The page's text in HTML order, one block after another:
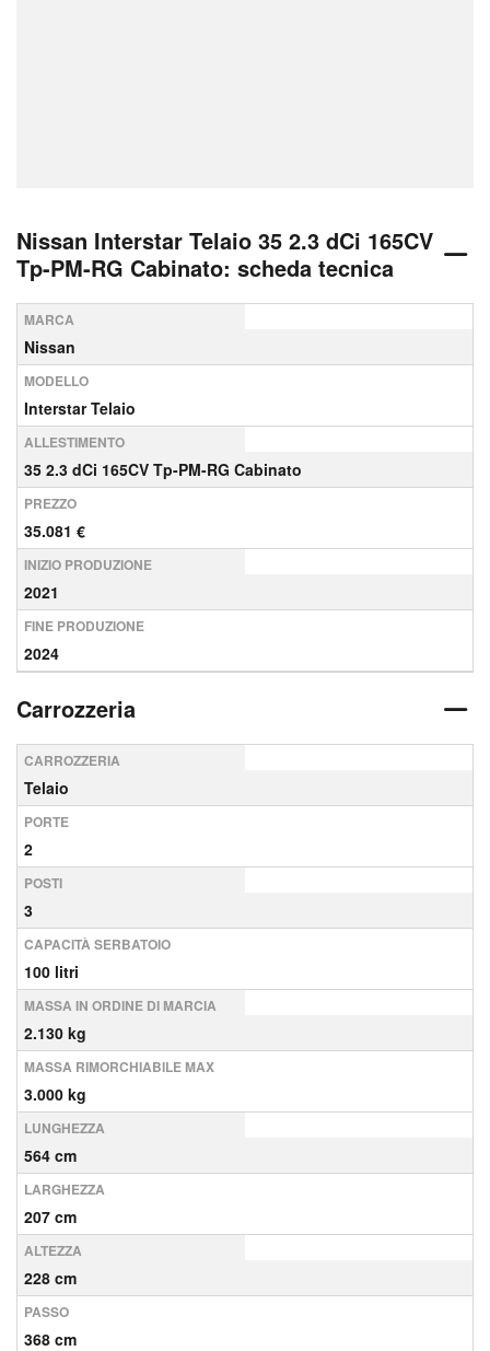
Nissan Interstar Telaio 35 2.3 dCi 165CV
Tp-PM-RG Cabinato: scheda tecnica
MARCA
Nissan
MODELLO
Interstar Telaio
ALLESTIMENTO
35 2.3 dCi 165CV Tp-PM-RG Cabinato
PREZZO
35.081 €
INIZIO PRODUZIONE
2021
FINE PRODUZIONE
2024
Carrozzeria
CARROZZERIA
Telaio
PORTE
2
POSTI
3
CAPACITÀ SERBATOIO
100 litri
MASSA IN ORDINE DI MARCIA
2.130 kg
MASSA RIMORCHIABILE MAX
3.000 kg
LUNGHEZZA
564 cm
LARGHEZZA
207 cm
ALTEZZA
228 cm
PASSO
368 cm